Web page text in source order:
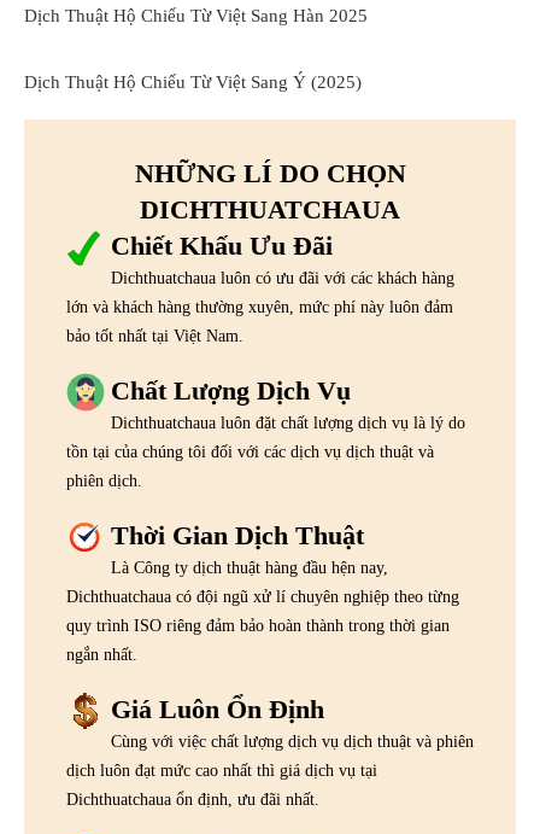
Dịch Thuật Hộ Chiếu Từ Việt Sang Hàn 2025
Dịch Thuật Hộ Chiếu Từ Việt Sang Ý (2025)
NHỮNG LÍ DO CHỌN
DICHTHUATCHAUA
Chiết Khấu Ưu Đãi
Dichthuatchaua luôn có ưu đãi với các khách hàng
lớn và khách hàng thường xuyên, mức phí này luôn đảm
bảo tốt nhất tại Việt Nam.
Chất Lượng Dịch Vụ
Dichthuatchaua luôn đặt chất lượng dịch vụ là lý do
tồn tại của chúng tôi đối với các dịch vụ dịch thuật và
phiên dịch.
Thời Gian Dịch Thuật
Là Công ty dịch thuật hàng đầu hện nay,
Dichthuatchaua có đội ngũ xử lí chuyên nghiệp theo từng
quy trình ISO riêng đảm bảo hoàn thành trong thời gian
ngắn nhất.
Giá Luôn Ổn Định
Cùng với việc chất lượng dịch vụ dịch thuật và phiên
dịch luôn đạt mức cao nhất thì giá dịch vụ tại
Dichthuatchaua ổn định, ưu đãi nhất.